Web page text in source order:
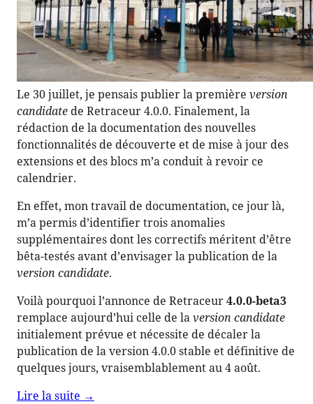
Le 30 juillet, je pensais publier la première version
candidate de Retraceur 4.0.0. Finalement, la
rédaction de la documentation des nouvelles
fonctionnalités de découverte et de mise à jour des
extensions et des blocs m’a conduit à revoir ce
calendrier.
En effet, mon travail de documentation, ce jour là,
m’a permis d’identifier trois anomalies
supplémentaires dont les correctifs méritent d’être
bêta-testés avant d’envisager la publication de la
version candidate.
Voilà pourquoi l’annonce de Retraceur4.0.0-beta3
remplace aujourd’hui celle de laversion candidate
initialement prévue et nécessite de décaler la
publication de la version 4.0.0 stable et définitive de
quelques jours, vraisemblablement au 4 août.
Lire la suite de
→